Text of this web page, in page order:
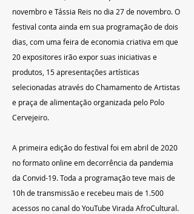
novembro e Tássia Reis no dia 27 de novembro. O
festival conta ainda em sua programação de dois
dias, com uma feira de economia criativa em que
20 expositores irão expor suas iniciativas e
produtos, 15 apresentações artísticas
selecionadas através do Chamamento de Artistas
e praça de alimentação organizada pelo Polo
Cervejeiro.
A primeira edição do festival foi em abril de 2020
no formato online em decorrência da pandemia
da Convid-19. Toda a programação teve mais de
10h de transmissão e recebeu mais de 1.500
acessos no canal do YouTube Virada AfroCultural.